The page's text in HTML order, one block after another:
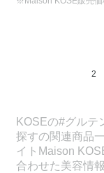
2
KOSEの#グルテ
探すの関連商品
イトMaison
合わせた美容情